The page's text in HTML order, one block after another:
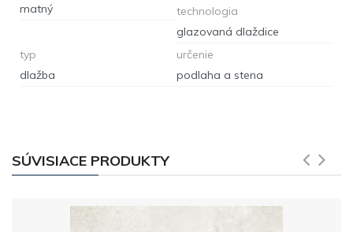
matný
technologia
glazovaná dlaždice
typ
dlažba
určenie
podlaha a stena
SÚVISIACE PRODUKTY